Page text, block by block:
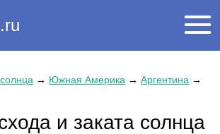
→ Южная Америка → Аргентина →
и заката солнца